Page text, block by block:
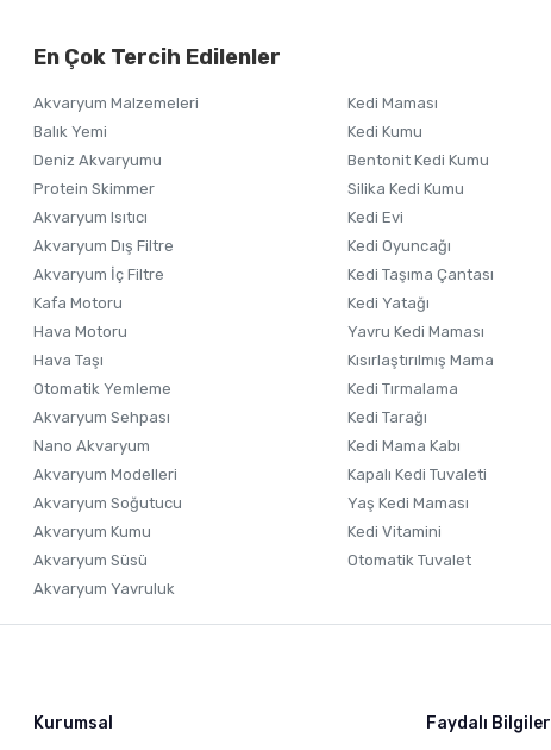
Ürün açıklamasında eksik bilgiler bulunuyor.
Ürün fiyatı diğer sitelerden daha pahalı.
Bu ürüne benzer farklı alternatifler olmalı.
En Çok Tercih Edilenler
Akvaryum Malzemeleri
Balık Yemi
Deniz Akvaryumu
Protein Skimmer
Akvaryum Isıtıcı
Akvaryum Dış Filtre
Akvaryum İç Filtre
Kafa Motoru
Hava Motoru
Hava Taşı
Otomatik Yemleme
Akvaryum Sehpası
Nano Akvaryum
Akvaryum Modelleri
Akvaryum Soğutucu
Akvaryum Kumu
Akvaryum Süsü
Akvaryum Yavruluk
Kedi Maması
Kedi Kumu
Bentonit Kedi Kumu
Silika Kedi Kumu
Kedi Evi
Kedi Oyuncağı
Kedi Taşıma Çantası
Kedi Yatağı
Yavru Kedi Maması
Kısırlaştırılmış Mama
Kedi Tırmalama
Kedi Tarağı
Kedi Mama Kabı
Kapalı Kedi Tuvaleti
Yaş Kedi Maması
Kedi Vitamini
Otomatik Tuvalet
Kurumsal Faydalı Bilgiler